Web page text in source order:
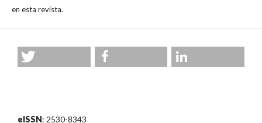
en esta revista.
eISSN: 2530-8343